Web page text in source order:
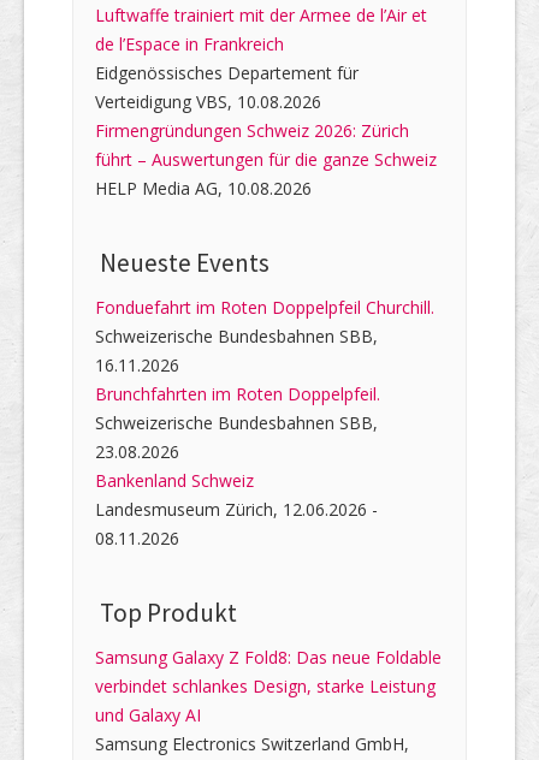
Luftwaffe trainiert mit der Armee de l’Air et
de l’Espace in Frankreich
Eidgenössisches Departement für
Verteidigung VBS, 10.08.2026
Firmengründungen Schweiz 2026: Zürich
führt – Auswertungen für die ganze Schweiz
HELP Media AG, 10.08.2026
Neueste Events
Fonduefahrt im Roten Doppelpfeil Churchill.
Schweizerische Bundesbahnen SBB,
16.11.2026
Brunchfahrten im Roten Doppelpfeil.
Schweizerische Bundesbahnen SBB,
23.08.2026
Bankenland Schweiz
Landesmuseum Zürich, 12.06.2026 -
08.11.2026
Top Produkt
Samsung Galaxy Z Fold8: Das neue Foldable
verbindet schlankes Design, starke Leistung
und Galaxy AI
Samsung Electronics Switzerland GmbH,